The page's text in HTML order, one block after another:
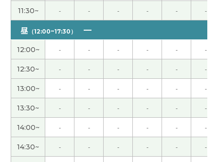
流暢な日本語でとてもわかりやすかったです！有難
うございました。またお願い致します！
いつも多くの表現をありがとうございます。( 50代
男性 )
下次也请多关照。( 50代 男性 )
また、よろしくお願いします。
また、よろしくお願いします。 ( 50代 男性 )
11:30~ - - - - - -
昼 （12:00~17:30）
12:00~ - - - - - -
12:30~ - - - - - -
13:00~ - - - - - -
13:30~ - - - - - -
14:00~ - - - - - -
14:30~ - - - - - -